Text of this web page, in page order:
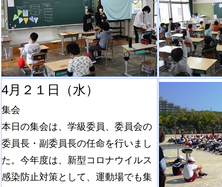
4月２１日（水）
集会
本日の集会は、学級委員、委員会の
委員長・副委員長の任命を行いまし
た。今年度は、新型コロナウイルス
感染防止対策として、運動場でも集